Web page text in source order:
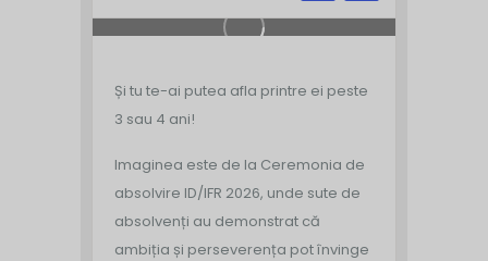
Și tu te-ai putea afla printre ei peste
3 sau 4 ani!
Imaginea este de la Ceremonia de
absolvire ID/IFR 2026, unde sute de
absolvenți au demonstrat că
ambiția și perseverența pot învinge